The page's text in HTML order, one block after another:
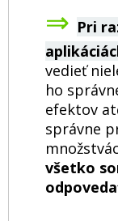
⇒ Pri
vedieť
ho
efektov
správne
všetko